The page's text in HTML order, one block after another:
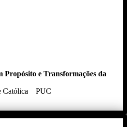
Propósito e Transformações da
Católica – PUC